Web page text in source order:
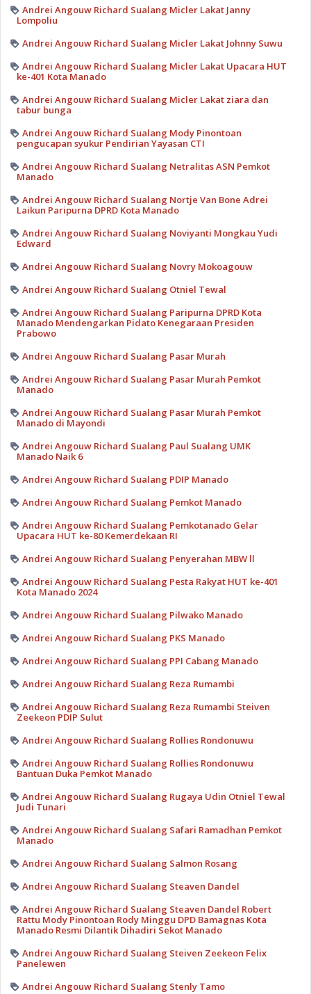
Andrei Angouw Richard Sualang Micler Lakat Janny
Lompoliu
Andrei Angouw Richard Sualang Micler Lakat Johnny Suwu
Andrei Angouw Richard Sualang Micler Lakat Upacara HUT
ke-401 Kota Manado
Andrei Angouw Richard Sualang Micler Lakat ziara dan
tabur bunga
Andrei Angouw Richard Sualang Mody Pinontoan
pengucapan syukur Pendirian Yayasan CTI
Andrei Angouw Richard Sualang Netralitas ASN Pemkot
Manado
Andrei Angouw Richard Sualang Nortje Van Bone Adrei
Laikun Paripurna DPRD Kota Manado
Andrei Angouw Richard Sualang Noviyanti Mongkau Yudi
Edward
Andrei Angouw Richard Sualang Novry Mokoagouw
Andrei Angouw Richard Sualang Otniel Tewal
Andrei Angouw Richard Sualang Paripurna DPRD Kota
Manado Mendengarkan Pidato Kenegaraan Presiden
Prabowo
Andrei Angouw Richard Sualang Pasar Murah
Andrei Angouw Richard Sualang Pasar Murah Pemkot
Manado
Andrei Angouw Richard Sualang Pasar Murah Pemkot
Manado di Mayondi
Andrei Angouw Richard Sualang Paul Sualang UMK
Manado Naik 6
Andrei Angouw Richard Sualang PDIP Manado
Andrei Angouw Richard Sualang Pemkot Manado
Andrei Angouw Richard Sualang Pemkotanado Gelar
Upacara HUT ke-80 Kemerdekaan RI
Andrei Angouw Richard Sualang Penyerahan MBW ll
Andrei Angouw Richard Sualang Pesta Rakyat HUT ke-401
Kota Manado 2024
Andrei Angouw Richard Sualang Pilwako Manado
Andrei Angouw Richard Sualang PKS Manado
Andrei Angouw Richard Sualang PPI Cabang Manado
Andrei Angouw Richard Sualang Reza Rumambi
Andrei Angouw Richard Sualang Reza Rumambi Steiven
Zeekeon PDIP Sulut
Andrei Angouw Richard Sualang Rollies Rondonuwu
Andrei Angouw Richard Sualang Rollies Rondonuwu
Bantuan Duka Pemkot Manado
Andrei Angouw Richard Sualang Rugaya Udin Otniel Tewal
Judi Tunari
Andrei Angouw Richard Sualang Safari Ramadhan Pemkot
Manado
Andrei Angouw Richard Sualang Salmon Rosang
Andrei Angouw Richard Sualang Steaven Dandel
Andrei Angouw Richard Sualang Steaven Dandel Robert
Rattu Mody Pinontoan Rody Minggu DPD Bamagnas Kota
Manado Resmi Dilantik Dihadiri Sekot Manado
Andrei Angouw Richard Sualang Steiven Zeekeon Felix
Panelewen
Andrei Angouw Richard Sualang Stenly Tamo